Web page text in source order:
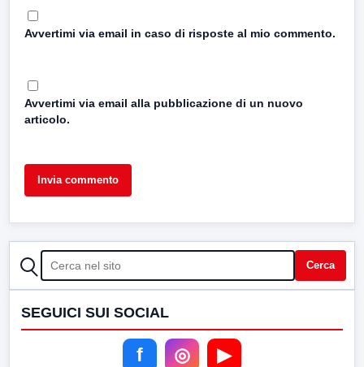
Avvertimi via email in caso di risposte al mio commento.
Avvertimi via email alla pubblicazione di un nuovo
articolo.
CERCA Cerca
SEGUICI SUI SOCIAL
f ◎ ▶